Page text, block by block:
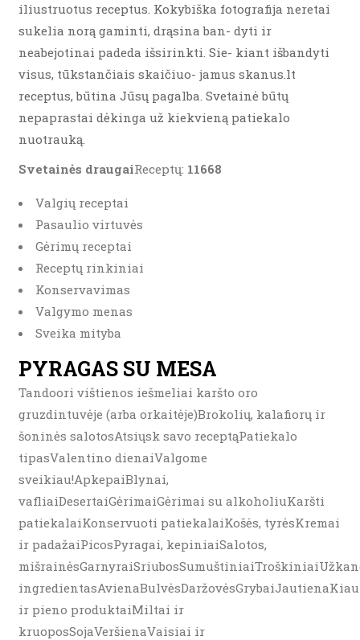
iliustruotus receptus. Kokybiška fotografija neretai
sukelia norą gaminti, drąsina ban- dyti ir
neabejotinai padeda išsirinkti. Sie- kiant išbandyti
visus, tūkstančiais skaičiuo- jamus skanus.lt
receptus, būtina Jūsų pagalba. Svetainė būtų
nepaprastai dėkinga už kiekvieną patiekalo
nuotrauką.
Svetainės draugaiReceptų: 11668
Valgių receptai
Pasaulio virtuvės
Gėrimų receptai
Receptų rinkiniai
Konservavimas
Valgymo menas
Sveika mityba
PYRAGAS SU MESA
Tandoori vištienos iešmeliai karšto oro
gruzdintuvėje (arba orkaitėje)Brokolių, kalafiorų ir
šoninės salotosAtsiųsk savo receptąPatiekalo
tipasValentino dienaiValgome
sveikiau!ApkepaiBlynai,
vafliaiDesertaiGėrimaiGėrimai su alkoholiuKaršti
patiekalaiKonservuoti patiekalaiKošės, tyrėsKremai
ir padažaiPicosPyragai, kepiniaiSalotos,
ir pieno produktaiMiltai ir
kruoposSojaVeršienaVaisiai ir